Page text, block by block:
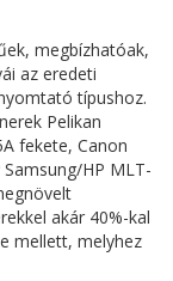
megbízhatóak,
az eredeti
típushoz.
Pelikan
fekete, Canon
HP MLT-
akár 40%-kal
mellett, melyhez